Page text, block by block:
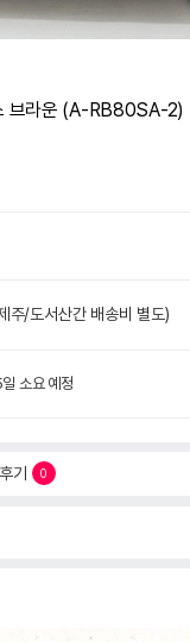
브라운 (A-RB80SA-2)
주/도서산간 배송비 별도)
소요 예정
후기 0